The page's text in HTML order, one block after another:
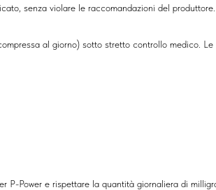
senza violare le raccomandazioni del
al giorno) sotto stretto controllo medico. Le
P-Power e rispettare la quantità giornaliera di